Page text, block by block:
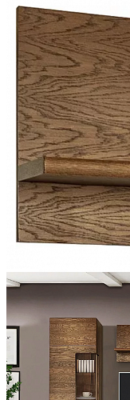
Столы
Стулья
Стулья барные
Сундуки
Табуреты
Шкафы для
Шкаф 1-но
Шкаф 2-х
Шкаф 3-х
Шкаф 4-х
Шкаф
Стол
17 802 ₽
В корзину
-10%
Прихожая